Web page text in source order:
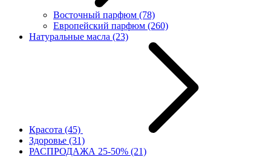
Восточный парфюм (78)
Европейский парфюм (260)
Натуральные масла (23)
Красота (45)
Здоровье (31)
РАСПРОДАЖА 25-50% (21)